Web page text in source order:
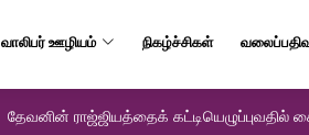
வாலிபர் ஊழியம் நிகழ்ச்சிகள்
தேவனின் ராஜ்ஜியத்தைக்